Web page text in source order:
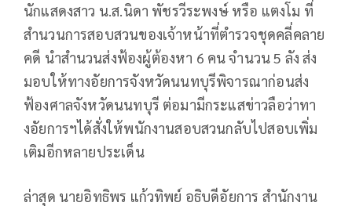
นักแสดงสาว น.ส.นิดา พัชรวีระพงษ์ หรือ แตงโม ที่
สำนวนการสอบสวนของเจ้าหน้าที่ตำรวจชุดคลี่คลาย
คดี นำสำนวนส่งฟ้องผู้ต้องหา 6 คน จำนวน 5 ลัง ส่ง
มอบให้ทางอัยการจังหวัดนนทบุรีพิจารณาก่อนส่ง
ฟ้องศาลจังหวัดนนทบุรี ต่อมามีกระแสข่าวลือว่าทา
งอัยการฯได้สั่งให้พนักงานสอบสวนกลับไปสอบเพิ่ม
เติมอีกหลายประเด็น
ล่าสุด นายอิทธิพร แก้วทิพย์ อธิบดีอัยการ สำนักงาน